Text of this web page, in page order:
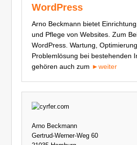
WordPress
Arno Beckmann bietet
und Pflege von Websites. Zum
WordPress. Wartung,
Problemlösung bei bestehenden
gehören auch zum ►weiter
Arno Beckmann
Gertrud-Werner-Weg 60